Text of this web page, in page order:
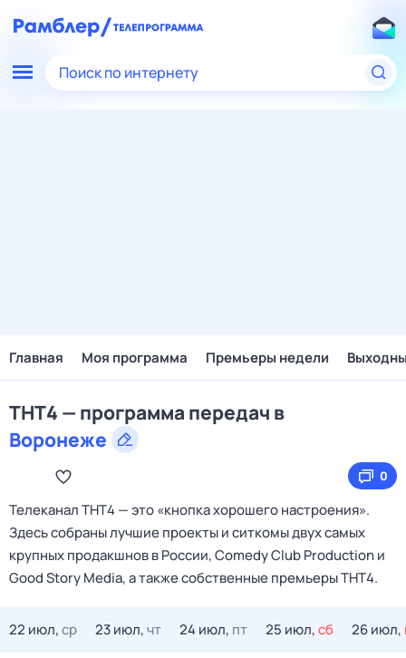
Поиск по интернету
Главная Моя программа Премьеры недели
ТНТ4 — программа передач в
Воронеже
0
Телеканал ТНТ4 — это «кнопка хорошего настроения».
Здесь собраны лучшие проекты и ситкомы двух самых
крупных продакшнов в России, Comedy Club Production и
Good Story Media, а также собственные премьеры ТНТ4.
22 июл,ср 23 июл,чт 24 июл, пт 25 июл,сб 26 июл,